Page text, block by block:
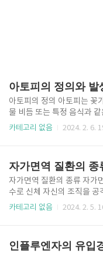
아토피의 정의와 발
아토피의 정의 아토피는 꽃
물 비듬 또는 특정 음식과
에 대해 알레르기 과민반응
르기성 비염(건초열), 알레
피부염) 및 음식 알레르기와
할 수 있습니다. 아토피는 가
이는 강력한 유전적 요인이
환경적 요인도 민감한 개인
질환의 발..
카테고리 없음 2024. 2. 6.
자가면역 질환의 종
자가면역 질환의 종류 자가
수로 신체 자신의 조직을
역질환은 80가지가 넘는 것
상을 유발합니다. 전신홍반
카테고리 없음 2024. 2. 5.